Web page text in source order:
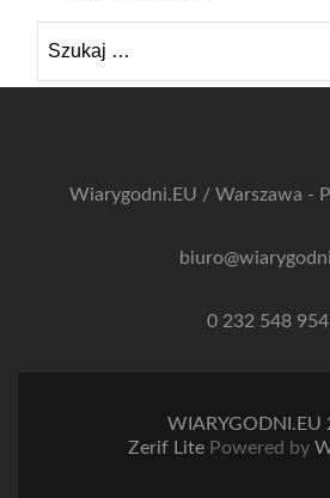
Wiarygodni.EU / Warszawa -
0 232 548 954
WIARYGODNI.EU
Zerif Lite Powered by